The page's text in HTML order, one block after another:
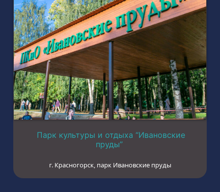
Парк культуры и отдыха “Ивановские
пруды”
г. Красногорск, парк Ивановские пруды